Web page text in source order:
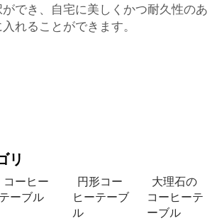
でき、自宅に美しくかつ耐久性のあ
れることができます。
リ
コーヒー
テーブル
円形コー
ヒーテーブ
ル
大理石の
コーヒーテ
ーブル